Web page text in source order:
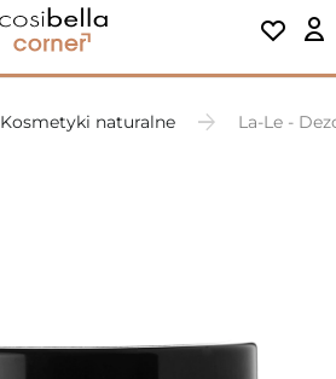
Kosmetyki naturalne La-Le -